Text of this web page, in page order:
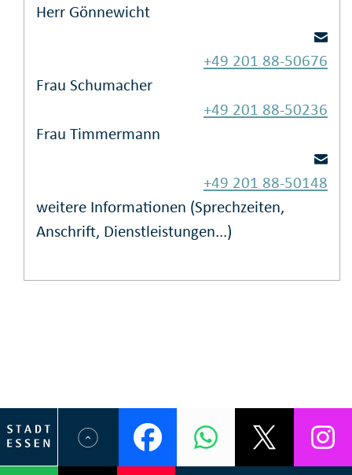
Herr Gönnewicht
+49 201 88-50676
Frau Schumacher
+49 201 88-50236
Frau Timmermann
+49 201 88-50148
weitere Informationen (Sprechzeiten,
Anschrift, Dienstleistungen...)